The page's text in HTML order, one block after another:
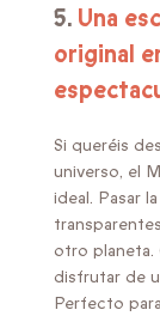
5. Una
original
Si queréis
universo, el
ideal. Pasar
otro planeta.
disfrutar de
Perfecto